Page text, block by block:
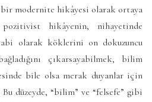
modernite hikâyesi olarak ortaya
hikâyenin, nihayetinde
olarak köklerini on dokuzuncu
çıkarsayabilmek, bilim
bile olsa merak duyanlar için
düzeyde, “bilim” ve “felsefe” gibi